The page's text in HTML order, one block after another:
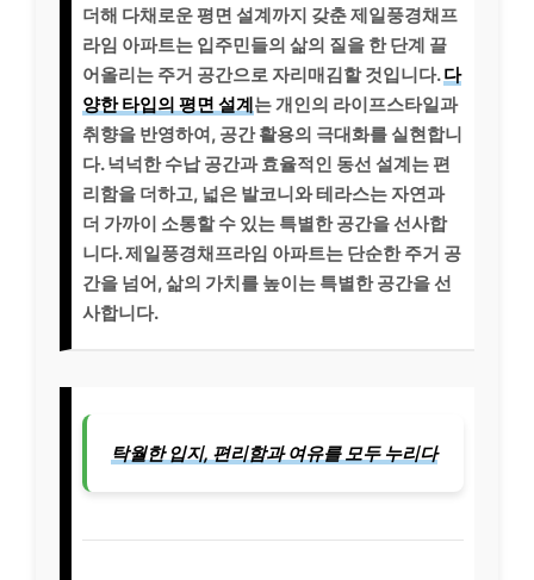
더해 다채로운 평면 설계까지 갖춘 제일풍경채프
라임 아파트는 입주민들의 삶의 질을 한 단계 끌
어올리는 주거 공간으로 자리매김할 것입니다.다
양한 타입의 평면 설계는 개인의 라이프스타일과
취향을 반영하여, 공간 활용의 극대화를 실현합니
다. 넉넉한 수납 공간과 효율적인 동선 설계는 편
리함을 더하고, 넓은 발코니와 테라스는 자연과
더 가까이 소통할 수 있는 특별한 공간을 선사합
니다. 제일풍경채프라임 아파트는 단순한 주거 공
간을 넘어, 삶의 가치를 높이는 특별한 공간을 선
사합니다.
탁월한 입지, 편리함과 여유를 모두 누리다